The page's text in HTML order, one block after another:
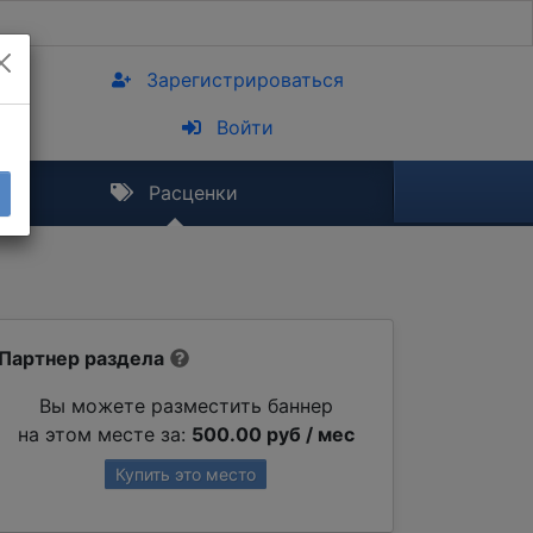
Зарегистрироваться
Войти
Расценки
Партнер раздела
Вы можете разместить баннер
на этом месте за: 500.00 руб / мес
Купить это место